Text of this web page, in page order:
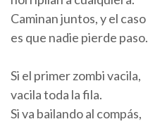
Caminan juntos, y el caso
es que nadie pierde paso.
Si el primer zombi vacila,
vacila toda la fila.
Si va bailando al compás,